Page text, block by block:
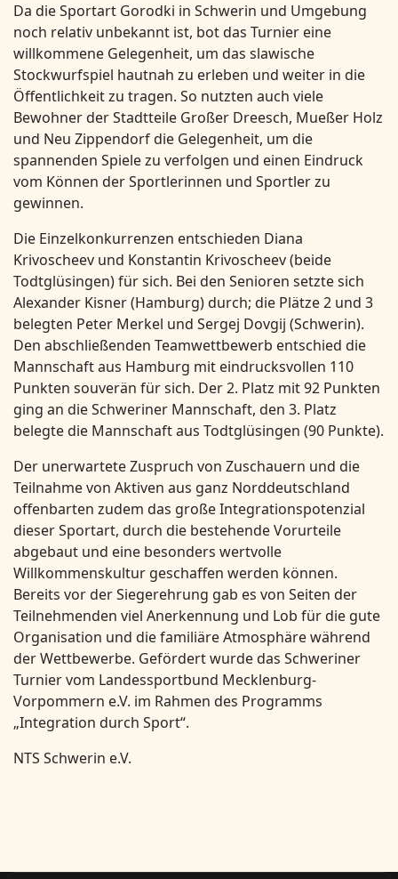
Da die Sportart Gorodki in Schwerin und Umgebung
noch relativ unbekannt ist, bot das Turnier eine
willkommene Gelegenheit, um das slawische
Stockwurfspiel hautnah zu erleben und weiter in die
Öffentlichkeit zu tragen. So nutzten auch viele
Bewohner der Stadtteile Großer Dreesch, Mueßer Holz
und Neu Zippendorf die Gelegenheit, um die
spannenden Spiele zu verfolgen und einen Eindruck
vom Können der Sportlerinnen und Sportler zu
gewinnen.
Die Einzelkonkurrenzen entschieden Diana
Krivoscheev und Konstantin Krivoscheev (beide
Todtglüsingen) für sich. Bei den Senioren setzte sich
Alexander Kisner (Hamburg) durch; die Plätze 2 und 3
belegten Peter Merkel und Sergej Dovgij (Schwerin).
Den abschließenden Teamwettbewerb entschied die
Mannschaft aus Hamburg mit eindrucksvollen 110
Punkten souverän für sich. Der 2. Platz mit 92 Punkten
ging an die Schweriner Mannschaft, den 3. Platz
belegte die Mannschaft aus Todtglüsingen (90 Punkte).
Der unerwartete Zuspruch von Zuschauern und die
Teilnahme von Aktiven aus ganz Norddeutschland
offenbarten zudem das große Integrationspotenzial
dieser Sportart, durch die bestehende Vorurteile
abgebaut und eine besonders wertvolle
Willkommenskultur geschaffen werden können.
Bereits vor der Siegerehrung gab es von Seiten der
Teilnehmenden viel Anerkennung und Lob für die gute
Organisation und die familiäre Atmosphäre während
der Wettbewerbe. Gefördert wurde das Schweriner
Turnier vom Landessportbund Mecklenburg-
Vorpommern e.V. im Rahmen des Programms
„Integration durch Sport“.
NTS Schwerin e.V.